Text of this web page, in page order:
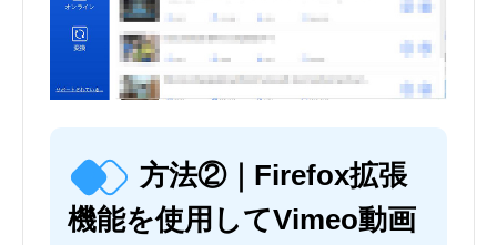
方法②｜Firefox拡張
機能を使用してVimeo動画